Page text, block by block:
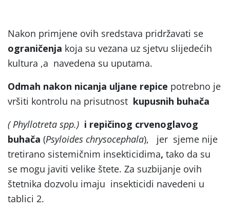
Nakon primjene ovih sredstava pridržavati se
ograničenja koja su vezana uz sjetvu slijedećih
kultura ,a navedena su uputama.
Odmah nakon nicanja uljane repice potrebno je
vršiti kontrolu na prisutnost kupusnih buhača
( Phyllotreta spp.) i repičinog crvenoglavog
buhača (Psyloides chrysocephala), jer sjeme nije
tretirano sistemičnim insekticidima, tako da su
se mogu javiti velike štete. Za suzbijanje ovih
štetnika dozvolu imaju insekticidi navedeni u
tablici 2.